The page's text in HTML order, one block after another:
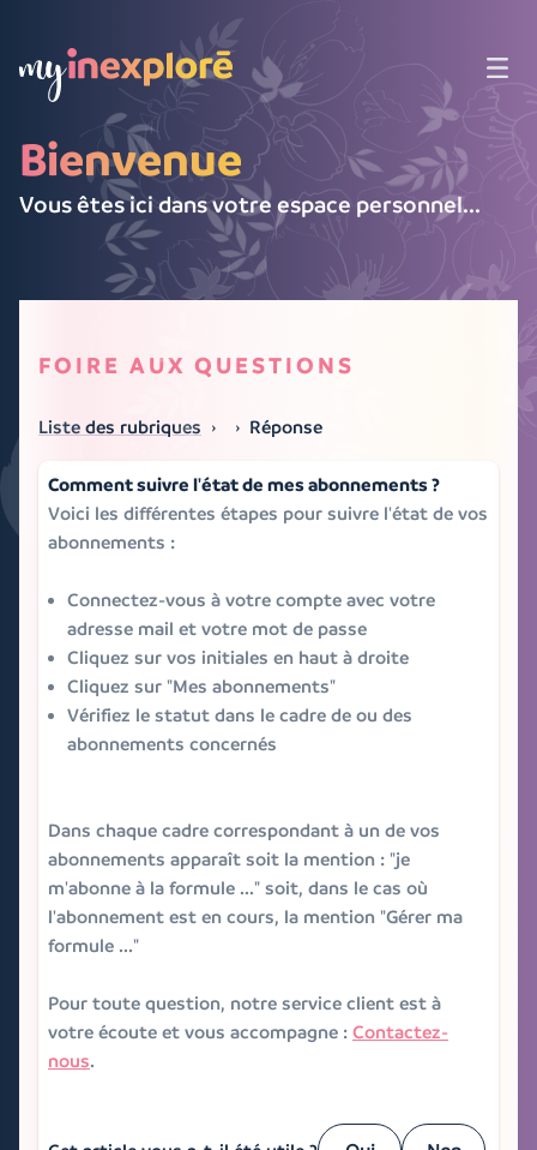
La FAQ
Contact
Me connecter
Bienvenue
Vous êtes ici dans votre espace personnel...
FOIRE AUX QUESTIONS
Liste des rubriques › › Réponse
Comment suivre l'état de mes abonnements ?
Voici les différentes étapes pour suivre l'état de vos
abonnements :
Connectez-vous à votre compte avec votre
adresse mail et votre mot de passe
Cliquez sur vos initiales en haut à droite
Cliquez sur "Mes abonnements"
Vérifiez le statut dans le cadre de ou des
abonnements concernés
Dans chaque cadre correspondant à un de vos
abonnements apparaît soit la mention : "je
m'abonne à la formule ..." soit, dans le cas où
l'abonnement est en cours, la mention "Gérer ma
formule ..."
Pour toute question, notre service client est à
votre écoute et vous accompagne : Contactez-
nous.